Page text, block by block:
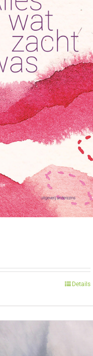
Details